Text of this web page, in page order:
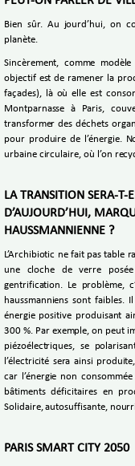
Bien sûr. Au jourd’hui, on
planète.
Sincèrement, comme
objectif est de ramener la
façades), là où elle est
Montparnasse à Paris,
transformer des déchets
pour produire de l’énergie.
urbaine circulaire, où l’on
LA TRANSITION SERA-T-
D’AUJOURD’HUI,
HAUSSMANNIENNE ?
L’Archibiotic ne fait pas table
une cloche de verre
gentrification. Le problème,
haussmanniens sont faibles.
énergie positive produisant
300 %. Par exemple, on peut
piézoélectriques, se
l’électricité sera ainsi
car l’énergie non
bâtiments déficitaires en
Solidaire, autosuffisante,
PARIS SMART CITY 2050